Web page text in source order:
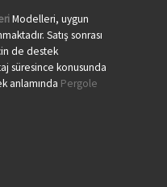
Modelleri, uygun
Satış sonrası
de destek
süresince konusunda
anlamında Pergole